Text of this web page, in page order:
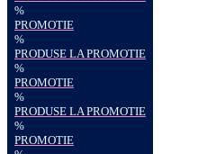
%
PROMOTIE
%
PRODUSE LA PROMOTIE
%
PROMOTIE
%
PRODUSE LA PROMOTIE
%
PROMOTIE